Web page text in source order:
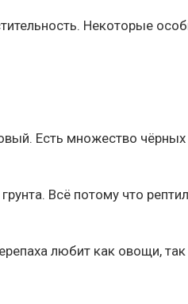
Некоторые
Есть множество
Всё потому что
любит как овощи,